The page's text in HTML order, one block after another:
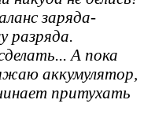
заряда-
разряда.
А пока
аккумулятор,
притухать